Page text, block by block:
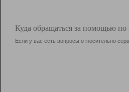
Куда обращаться за помощью
Если у вас есть вопросы относительно